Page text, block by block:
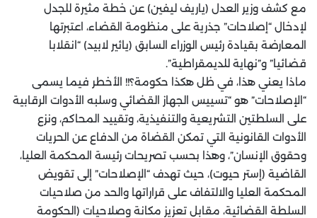
مع كشف وزير العدل (ياريف ليفين) عن خطة مثيرة للجدل
لإدخال “إصلاحات” جذرية على منظومة القضاء، اعتبرتها
المعارضة بقيادة رئيس الوزراء السابق (يائير لابيد) “انقلابا
قضائيا” و”نهاية للديمقراطية”.
ماذا يعني هذا، في ظل هكذا حكومة؟!! الأخطر فيما يسمى
“الإصلاحات” هو “تسييس الجهاز القضائي وسلبه الأدوات الرقابية
على السلطتين التشريعية والتنفيذية، وتقييد المحاكم، ونزع
الأدوات القانونية التي تمكن القضاة من الدفاع عن الحريات
وحقوق الإنسان”، وهذا بحسب تصريحات رئيسة المحكمة العليا،
القاضية (إستر حيوت)، حيث تهدف “الإصلاحات” إلى تقويض
المحكمة العليا والالتفاف على قراراتها والحد من صلاحيات
السلطة القضائية، مقابل تعزيز مكانة وصلاحيات (الحكومة